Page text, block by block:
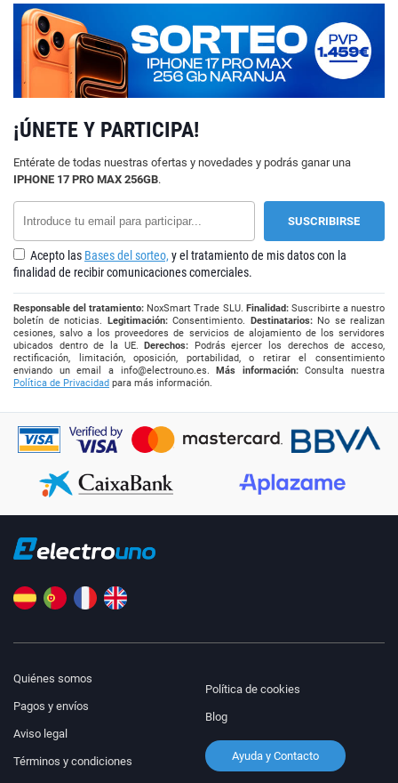
¡ÚNETE Y PARTICIPA!
Entérate de todas nuestras ofertas y novedades y podrás ganar una
IPHONE 17 PRO MAX 256GB.
Acepto las Bases del sorteo, y el tratamiento de mis datos con la
finalidad de recibir comunicaciones comerciales.
Responsable del tratamiento: NoxSmart Trade SLU. Finalidad:Suscribirte a nuestro
boletín de noticias. Legitimación:Consentimiento. Destinatarios:No se realizan
cesiones, salvo a los proveedores de servicios de alojamiento de los servidores
ubicados dentro de la UE.Derechos: Podrás ejercer los derechos de acceso,
rectificación, limitación, oposición, portabilidad, o retirar el consentimiento
enviando un email a info@electrouno.es.Más información:Consulta nuestra
Política de Privacidad para más información.
Quiénes somos
Pagos y envíos
Aviso legal
Términos y condiciones
Política de cookies
Blog
Ayuda y Contacto